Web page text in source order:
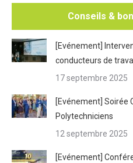
Conseils &
[Evénement]
conducteurs de
17 septembre 2025
[Evénement] Soirée
Polytechniciens
12 septembre 2025
[Evénement]